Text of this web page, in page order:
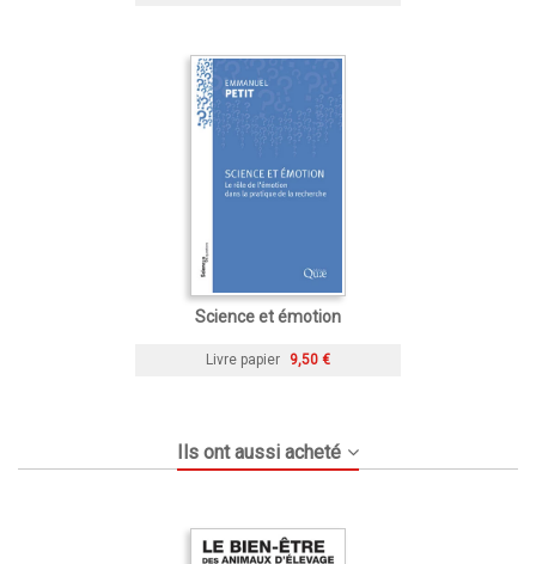
Science et émotion
Livre papier 9,50 €
Ils ont aussi acheté